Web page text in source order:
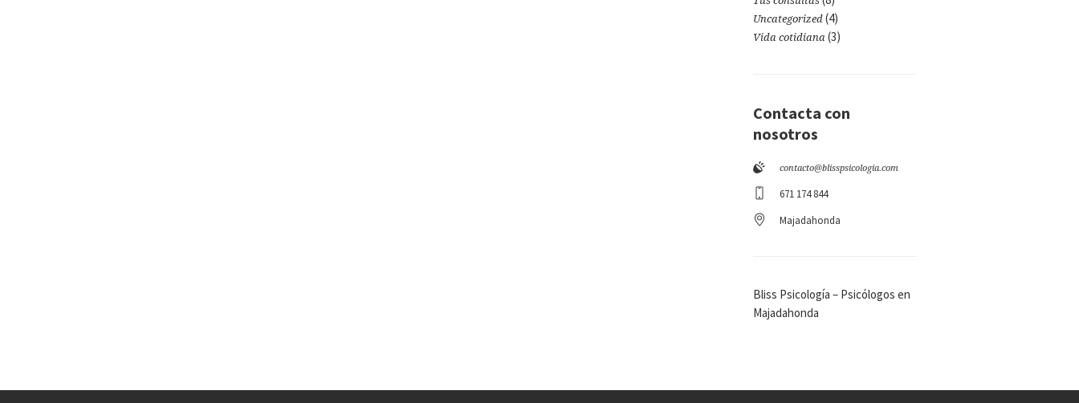
Uncategorized(4)
Vida cotidiana(3)
Contacta con
nosotros
contacto@blisspsicologia.com
671 174 844
Majadahonda
Bliss Psicología – Psicólogos en
Majadahonda